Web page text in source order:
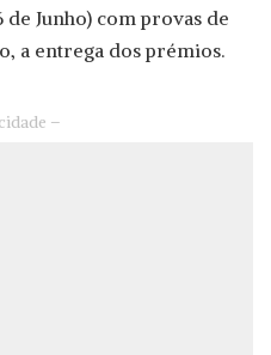
Junho) com provas de
a entrega dos prémios.
–